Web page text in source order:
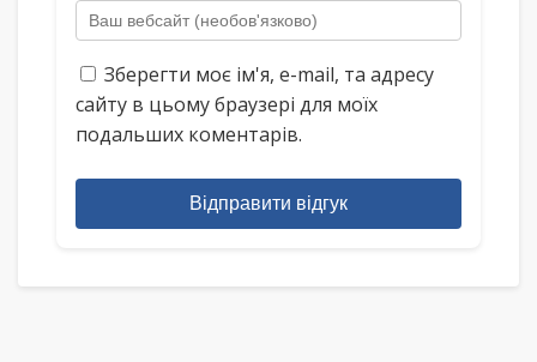
Зберегти моє ім'я, e-mail, та адресу
сайту в цьому браузері для моїх
подальших коментарів.
Відправити відгук